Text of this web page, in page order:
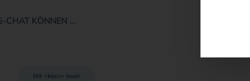
CHAT KÖNNEN …
Mit <kes>+ lesen